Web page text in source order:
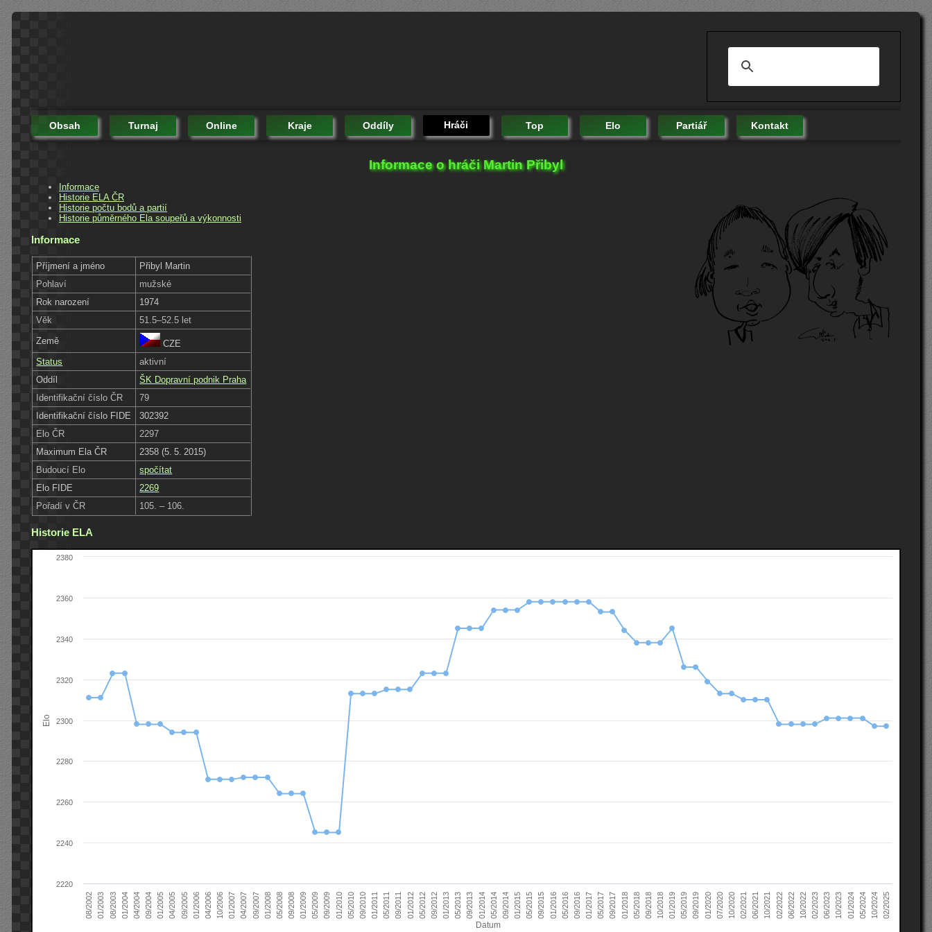
Obsah Turnaj Online Kraje Oddíly Hráči Top Elo Partiář Kontakt
Informace o hráči Martin Přibyl
Informace
Historie ELA ČR
Historie počtu bodů a partií
Historie půměrného Ela soupeřů a výkonnosti
Informace
Příjmení a jméno
Přibyl Martin
Pohlaví
mužské
Rok narození
1974
Věk
51.5–52.5 let
Země
CZE
Status
aktivní
Oddíl
ŠK Dopravní podnik Praha
Identifikační číslo ČR
79
Identifikační číslo FIDE
302392
Elo ČR
2297
Maximum Ela ČR
2358 (5. 5. 2015)
Budoucí Elo
spočítat
Elo FIDE
2269
Pořadí v ČR
105. – 106.
Historie ELA
Datum
Elo
08/2002 01/2003 08/2003 01/2004 04/2004 09/2004 01/2005 04/2005 09/2005 01/2006 04/2006 10/2006 01/2007 04/2007 09/2007 01/2008 05/2008 09/2008 01/2009 05/2009 09/2009 01/2010 05/2010 09/2010 01/2011 05/2011 09/2011 01/2012 05/2012 09/2012 01/2013 05/2013 09/2013 01/2014 05/2014 09/2014 01/2015 05/2015 09/2015 01/2016 05/2016 09/2016 01/2017 05/2017 09/2017 01/2018 05/2018 09/2018 10/2018 01/2019 05/2019 09/2019 01/2020 07/2020 10/2020 02/2021 06/2021 10/2021 02/2022 06/2022 10/2022 02/2023 06/2023 10/2023 01/2024 05/2024 10/2024 02/2025
2220
2240
2260
2280
2300
2320
2340
2360
2380